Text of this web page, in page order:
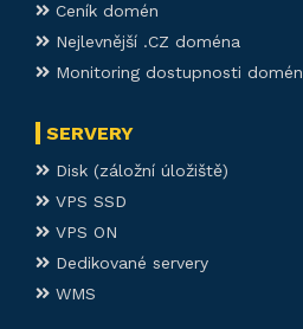
Ceník domén
Nejlevnější .CZ doména
Monitoring dostupnosti domén
SERVERY
Disk (záložní úložiště)
VPS SSD
VPS ON
Dedikované servery
WMS